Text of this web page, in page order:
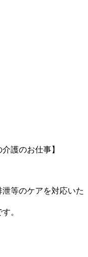
護のお仕事】
等のケアを対応いた
。